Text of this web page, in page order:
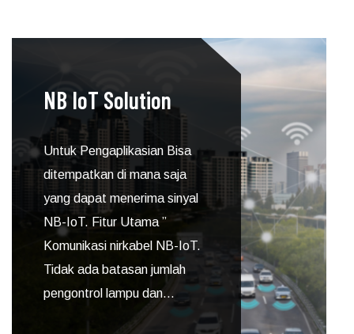
NB IoT Solution
Untuk Pengaplikasian Bisa
ditempatkan di mana saja
yang dapat menerima sinyal
NB-IoT. Fitur Utama ”
Komunikasi nirkabel NB-IoT.
Tidak ada batasan jumlah
pengontrol lampu dan...